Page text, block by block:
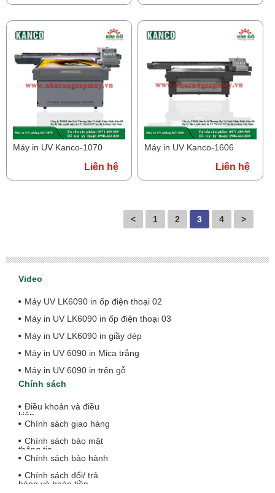
Máy in UV Kanco-1070
Liên hệ
Máy in UV Kanco-1606
Liên hệ
< 1 2 3 4 >
Video
Máy UV LK6090 in ốp điện thoại 02
Máy in UV LK6090 in ốp điện thoại 03
Máy in UV LK6090 in giầy dép
Máy in UV 6090 in Mica trắng
Máy in UV 6090 in trên gỗ
Chính sách
Điều khoản và điều
kiện
Chính sách giao hàng
Chính sách bảo mật
thông tin
Chính sách bảo hành
Chính sách đổi/ trả
hàng và hoàn tiền